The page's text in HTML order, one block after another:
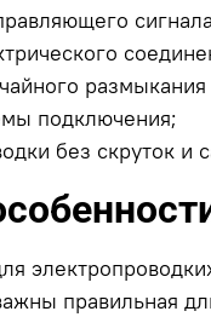
подключения;
без скруток
правильная